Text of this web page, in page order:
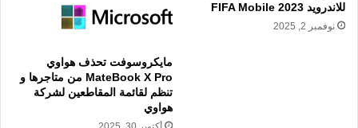
للاندرويد 2023 FIFA Mobile
نوفمبر 2, 2025
مايكروسوفت تحذف هواوي
MateBook X Pro من متاجرها و
تنظم لقائمة المقاطعين لشركة
هواوي